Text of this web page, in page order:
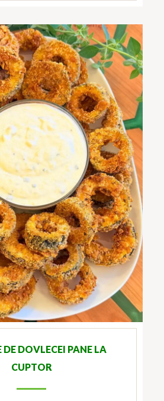
DE DOVLECEI PANE LA
CUPTOR